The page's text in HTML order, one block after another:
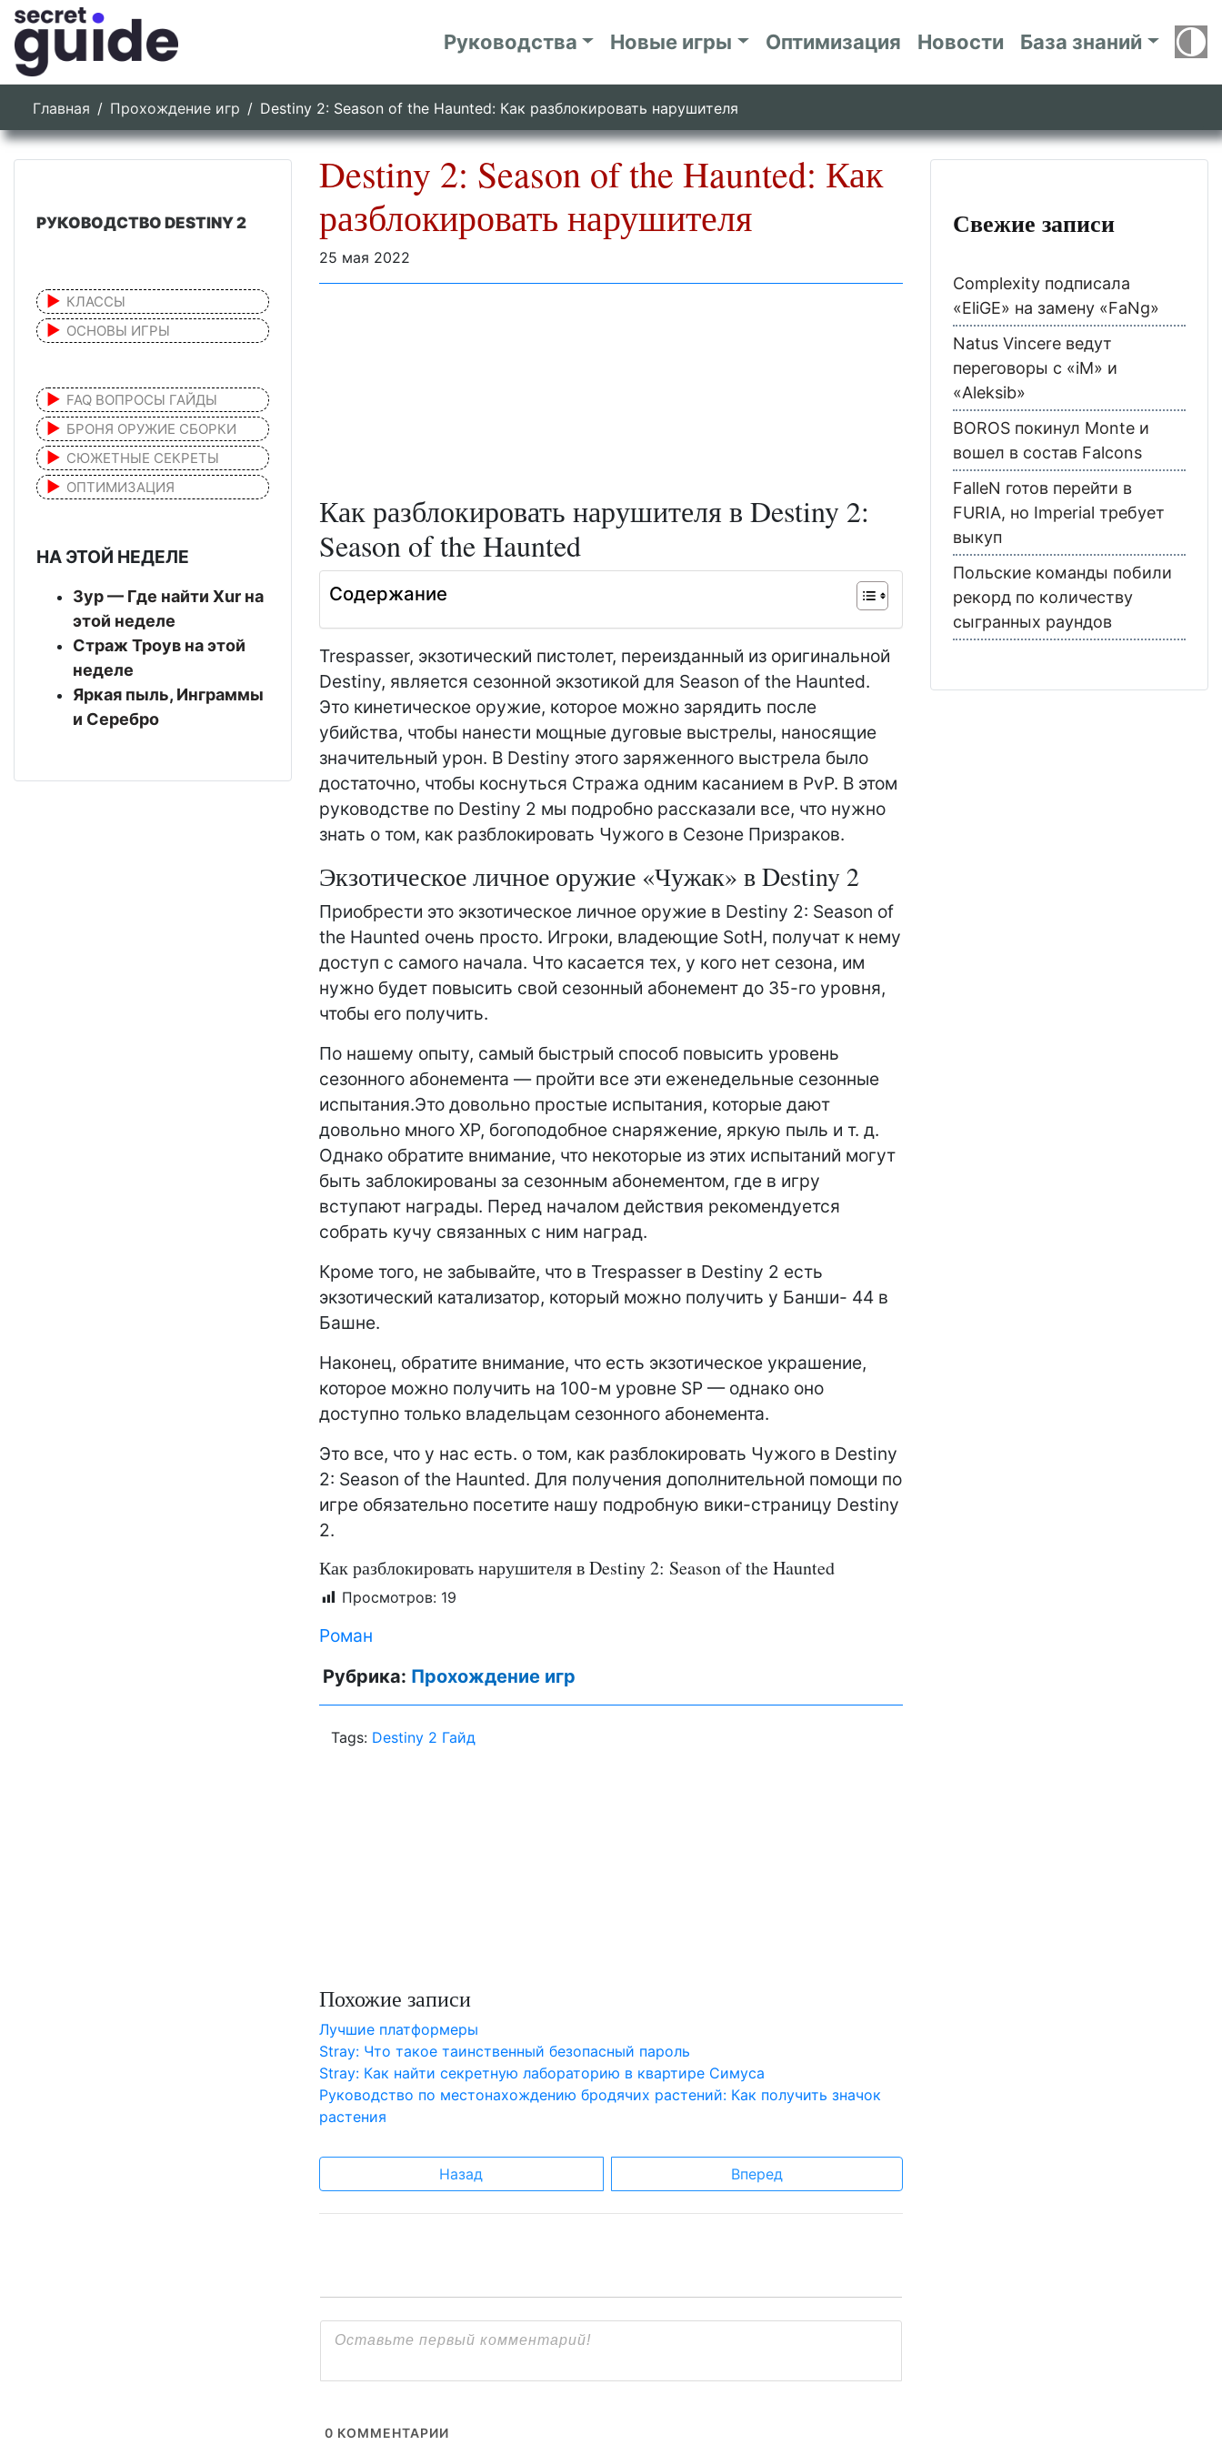
Руководства Новые игры Оптимизация Новости База знаний
Главная Прохождение игр Destiny 2: Season of the Haunted: Как разблокировать нарушителя
Destiny 2: Season of the Haunted: Как
разблокировать нарушителя
25 мая 2022
Как разблокировать нарушителя в Destiny 2:
Season of the Haunted
Содержание
Trespasser, экзотический пистолет, переизданный из оригинальной
Destiny, является сезонной экзотикой для Season of the Haunted.
Это кинетическое оружие, которое можно зарядить после
убийства, чтобы нанести мощные дуговые выстрелы, наносящие
значительный урон. В Destiny этого заряженного выстрела было
достаточно, чтобы коснуться Стража одним касанием в PvP. В этом
руководстве по Destiny 2 мы подробно рассказали все, что нужно
знать о том, как разблокировать Чужого в Сезоне Призраков.
Экзотическое личное оружие «Чужак» в Destiny 2
Приобрести это экзотическое личное оружие в Destiny 2: Season of
the Haunted очень просто. Игроки, владеющие SotH, получат к нему
доступ с самого начала. Что касается тех, у кого нет сезона, им
нужно будет повысить свой сезонный абонемент до 35-го уровня,
чтобы его получить.
По нашему опыту, самый быстрый способ повысить уровень
сезонного абонемента — пройти все эти еженедельные сезонные
испытания.Это довольно простые испытания, которые дают
довольно много XP, богоподобное снаряжение, яркую пыль и т. д.
Однако обратите внимание, что некоторые из этих испытаний могут
быть заблокированы за сезонным абонементом, где в игру
вступают награды. Перед началом действия рекомендуется
собрать кучу связанных с ним наград.
Кроме того, не забывайте, что в Trespasser в Destiny 2 есть
экзотический катализатор, который можно получить у Банши- 44 в
Башне.
Наконец, обратите внимание, что есть экзотическое украшение,
которое можно получить на 100-м уровне SP — однако оно
доступно только владельцам сезонного абонемента.
Это все, что у нас есть. о том, как разблокировать Чужого в Destiny
2: Season of the Haunted. Для получения дополнительной помощи по
игре обязательно посетите нашу подробную вики-страницу Destiny
2.
Как разблокировать нарушителя в Destiny 2: Season of the Haunted
Просмотров: 19
Роман
Рубрика: Прохождение игр
Tags: Destiny 2 Гайд
Похожие записи
Лучшие платформеры
Stray: Что такое таинственный безопасный пароль
Stray: Как найти секретную лабораторию в квартире Симуса
Руководство по местонахождению бродячих растений: Как получить значок
растения
Назад Вперед
0 КОММЕНТАРИИ
РУКОВОДСТВО DESTINY 2
КЛАССЫ
ОСНОВЫ ИГРЫ
FAQ ВОПРОСЫ ГАЙДЫ
БРОНЯ ОРУЖИЕ СБОРКИ
СЮЖЕТНЫЕ СЕКРЕТЫ
ОПТИМИЗАЦИЯ
НА ЭТОЙ НЕДЕЛЕ
Зур — Где найти Xur на
этой неделе
Страж Троув на этой
неделе
Яркая пыль, Инграммы
и Серебро
Свежие записи
Complexity подписала
«EliGE» на замену «FaNg»
Natus Vincere ведут
переговоры с «iM» и
«Aleksib»
BOROS покинул Monte и
вошел в состав Falcons
FalleN готов перейти в
FURIA, но Imperial требует
выкуп
Польские команды побили
рекорд по количеству
сыгранных раундов